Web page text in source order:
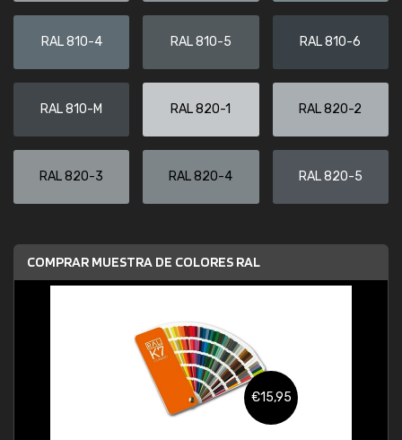
RAL 810-4 RAL 810-5 RAL 810-6
RAL 810-M RAL 820-1 RAL 820-2
RAL 820-3 RAL 820-4 RAL 820-5
COMPRAR MUESTRA DE COLORES RAL
€15,95